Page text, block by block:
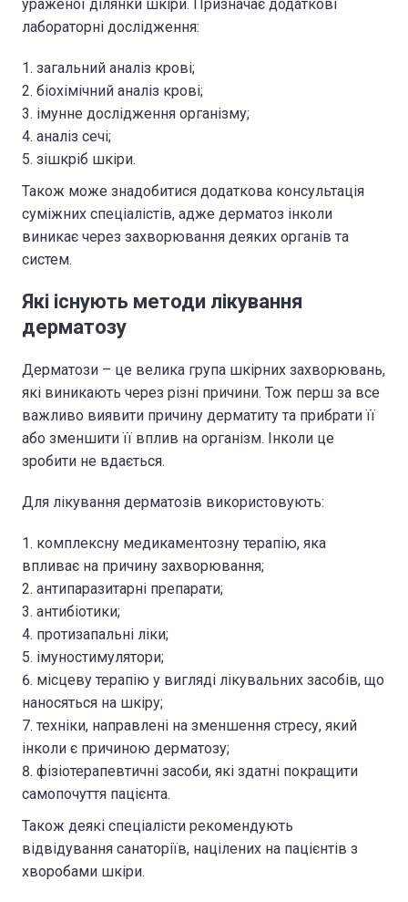
ураженої ділянки шкіри. Призначає додаткові
лабораторні дослідження:
загальний аналіз крові;
біохімічний аналіз крові;
імунне дослідження організму;
аналіз сечі;
зішкріб шкіри.
Також може знадобитися додаткова консультація
суміжних спеціалістів, адже дерматоз інколи
виникає через захворювання деяких органів та
систем.
Які існують методи лікування
дерматозу
Дерматози – це велика група шкірних захворювань,
які виникають через різні причини. Тож перш за все
важливо виявити причину дерматиту та прибрати її
або зменшити її вплив на організм. Інколи це
зробити не вдається.
Для лікування дерматозів використовують:
комплексну медикаментозну терапію, яка
впливає на причину захворювання;
антипаразитарні препарати;
антибіотики;
протизапальні ліки;
імуностимулятори;
місцеву терапію у вигляді лікувальних засобів, що
наносяться на шкіру;
техніки, направлені на зменшення стресу, який
інколи є причиною дерматозу;
фізіотерапевтичні засоби, які здатні покращити
самопочуття пацієнта.
Також деякі спеціалісти рекомендують
відвідування санаторіїв, націлених на пацієнтів з
хворобами шкіри.